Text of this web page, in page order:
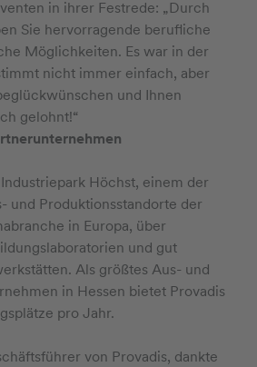
in ihrer Festrede: „Durch
Sie hervorragende berufliche
Möglichkeiten. Es war in der
nicht immer einfach, aber
und Ihnen
gelohnt!“
Höchst, einem der
und Produktionsstandorte der
in Europa, über
und gut
Als größtes Aus- und
in Hessen bietet Provadis
pro Jahr.
von Provadis, dankte